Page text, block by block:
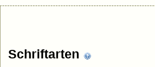
Schriftarten